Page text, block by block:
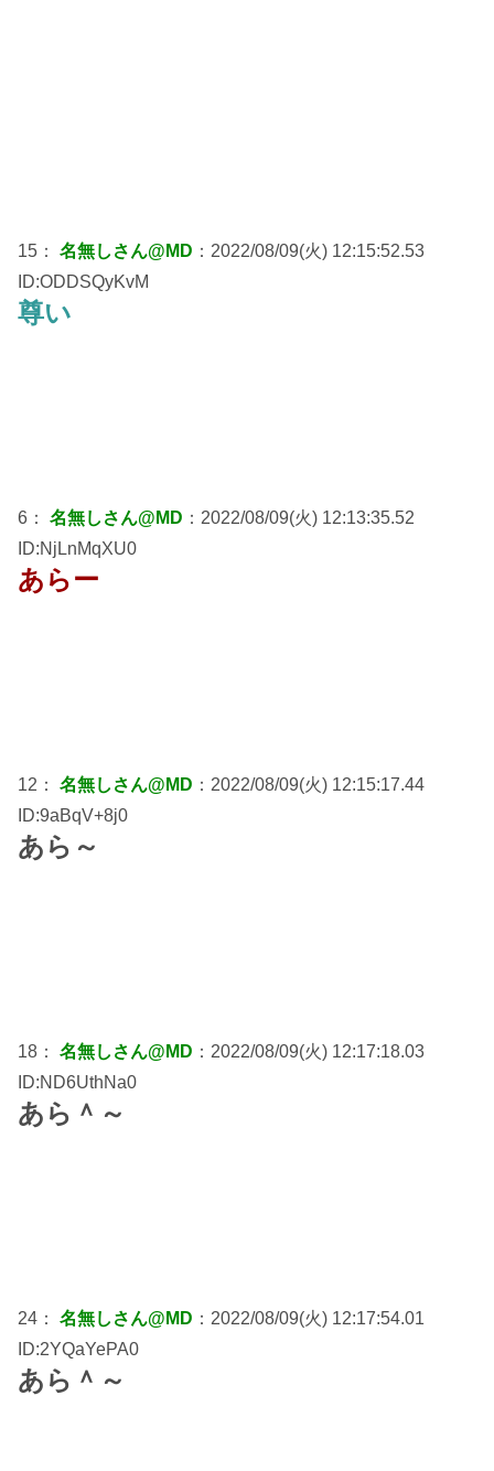
15： 名無しさん@MD ：2022/08/09(火) 12:15:52.53
ID:ODDSQyKvM
尊い
6： 名無しさん@MD ：2022/08/09(火) 12:13:35.52
ID:NjLnMqXU0
あらー
12： 名無しさん@MD ：2022/08/09(火) 12:15:17.44
ID:9aBqV+8j0
あら～
18： 名無しさん@MD ：2022/08/09(火) 12:17:18.03
ID:ND6UthNa0
あら＾～
24： 名無しさん@MD ：2022/08/09(火) 12:17:54.01
ID:2YQaYePA0
あら＾～